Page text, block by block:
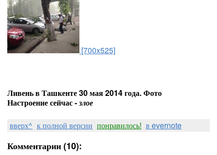
[700x525]
Ливень в Ташкенте 30 мая 2014 года. Фото
Настроение сейчас -злое
вверх^ к полной версии понравилось! в evernote
Комментарии (10):